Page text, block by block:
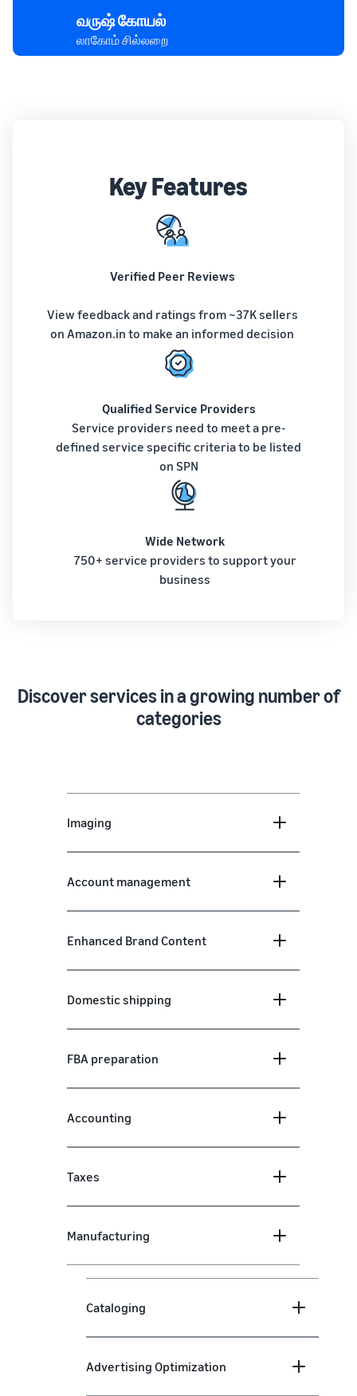
வருஷ் கோயல்
லாகோம் சில்லறை
Key Features
Verified Peer Reviews
View feedback and ratings from ~37K sellers
on Amazon.in to make an informed decision
Qualified Service Providers
Service providers need to meet a pre-
defined service specific criteria to be listed
on SPN
Wide Network
750+ service providers to support your
business
Discover services in a growing number of
categories
Imaging
Account management
Enhanced Brand Content
Domestic shipping
FBA preparation
Accounting
Taxes
Manufacturing
Cataloging
Advertising Optimization